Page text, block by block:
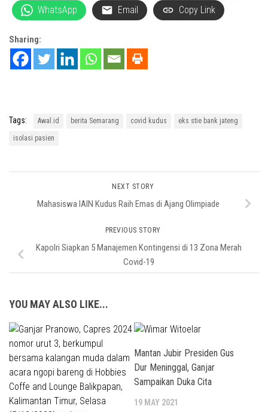
WhatsApp Email Copy Link
Sharing:
Tags: Awal.id berita Semarang covid kudus eks stie bank jateng
isolasi pasien
NEXT STORY
Mahasiswa IAIN Kudus Raih Emas di Ajang Olimpiade
PREVIOUS STORY
Kapolri Siapkan 5 Manajemen Kontingensi di 13 Zona Merah
Covid-19
YOU MAY ALSO LIKE...
Mantan Jubir Presiden Gus
Dur Meninggal, Ganjar
Sampaikan Duka Cita
19 MAY 2021